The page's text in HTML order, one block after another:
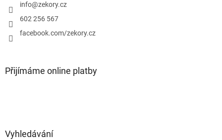
info@zekory.cz
602 256 567
facebook.com/zekory.cz
Přijímáme online platby
Vyhledávání